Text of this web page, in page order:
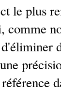
le plus
comme